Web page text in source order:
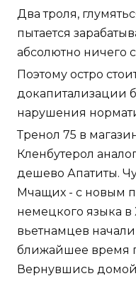
Два троля,
пытается
абсолютно ничего
Поэтому остро
докапитализации
нарушения
Тренол 75 в
Кленбутерол
дешево Апатиты.
Мчащих - с новым
немецкого языка в
вьетнамцев
ближайшее время
Вернувшись